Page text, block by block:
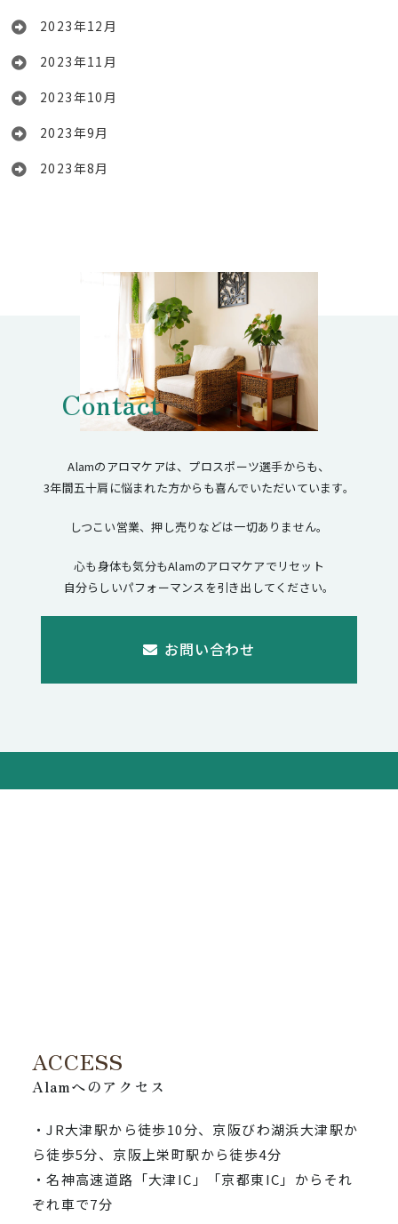
2023年12月
2023年11月
2023年10月
2023年9月
2023年8月
Contact
Alamのアロマケアは、プロスポーツ選手からも、
3年間五十肩に悩まれた方からも喜んでいただいています。
しつこい営業、押し売りなどは一切ありません。
心も身体も気分もAlamのアロマケアでリセット
自分らしいパフォーマンスを引き出してください。
お問い合わせ
ACCESS
Alamへのアクセス
・JR大津駅から徒歩10分、京阪びわ湖浜大津駅か
ら徒歩5分、京阪上栄町駅から徒歩4分
・名神高速道路「大津IC」「京都東IC」からそれ
ぞれ車で7分